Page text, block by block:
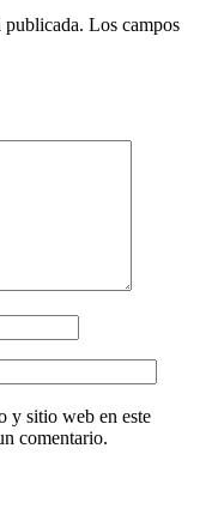
publicada. Los campos
y sitio web en este
comentario.